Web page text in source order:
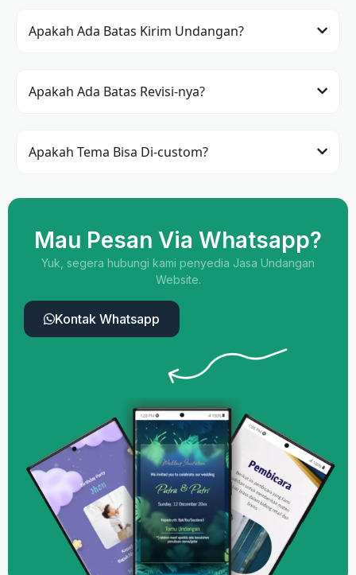
Apakah Ada Batas Kirim Undangan?
Apakah Ada Batas Revisi-nya?
Apakah Tema Bisa Di-custom?
Mau Pesan Via Whatsapp?
Yuk, segera hubungi kami penyedia Jasa Undangan
Website.
Kontak Whatsapp